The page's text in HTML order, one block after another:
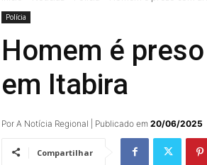
Polícia
Homem é
em Itabira
Por A Notícia Regional | Publicado em 20/06/2025
Compartilhar